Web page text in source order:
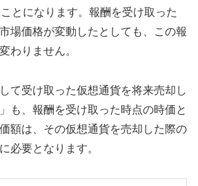
とになります。報酬を受け取った
場価格が変動したとしても、この報
わりません。
て受け取った仮想通貨を将来売却し
も、報酬を受け取った時点の時価と
額は、その仮想通貨を売却した際の
必要となります。